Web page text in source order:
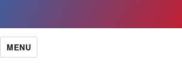
MENU